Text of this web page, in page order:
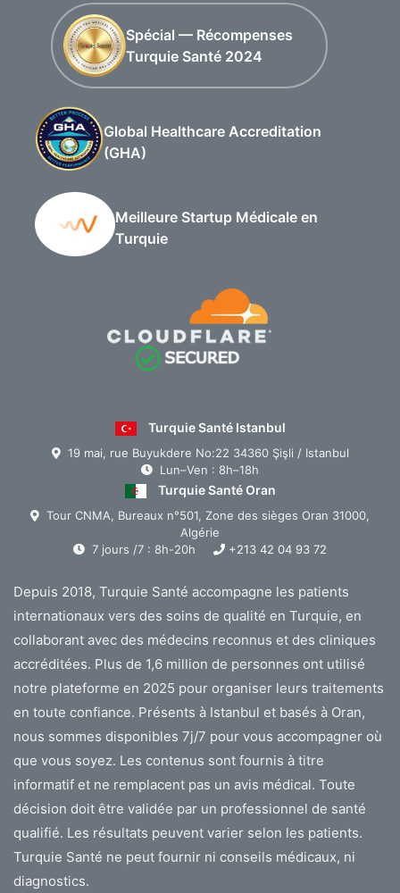
Spécial — Récompenses
Turquie Santé 2024
Global Healthcare Accreditation
(GHA)
Meilleure Startup Médicale en
Turquie
Turquie Santé Istanbul
19 mai, rue Buyukdere No:22 34360 Şişli / Istanbul
Lun–Ven : 8h–18h
Turquie Santé Oran
Tour CNMA, Bureaux n°501, Zone des sièges Oran 31000,
Algérie
7 jours /7 : 8h-20h
+213 42 04 93 72
Depuis 2018, Turquie Santé accompagne les patients
internationaux vers des soins de qualité en Turquie, en
collaborant avec des médecins reconnus et des cliniques
accréditées. Plus de 1,6 million de personnes ont utilisé
notre plateforme en 2025 pour organiser leurs traitements
en toute confiance. Présents à Istanbul et basés à Oran,
nous sommes disponibles 7j/7 pour vous accompagner où
que vous soyez. Les contenus sont fournis à titre
informatif et ne remplacent pas un avis médical. Toute
décision doit être validée par un professionnel de santé
qualifié. Les résultats peuvent varier selon les patients.
Turquie Santé ne peut fournir ni conseils médicaux, ni
diagnostics.